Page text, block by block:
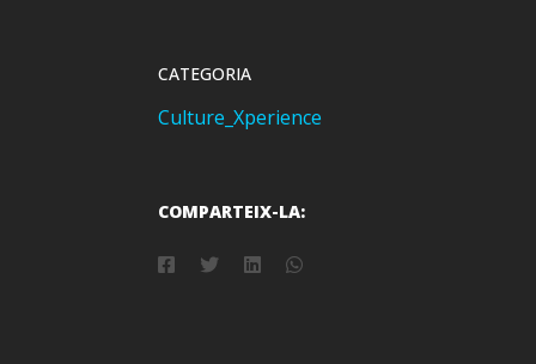
CATEGORIA
Culture_Xperience
COMPARTEIX-LA: